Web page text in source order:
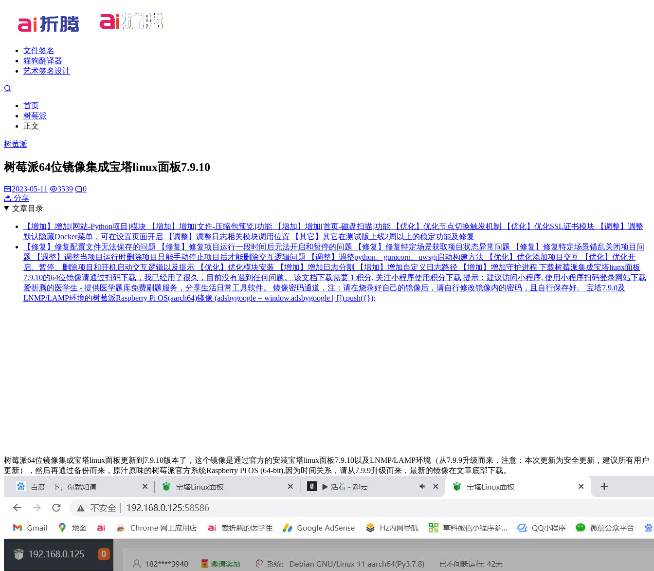
文件签名
猫狗翻译器
艺术签名设计
首页
树莓派
正文
树莓派
树莓派64位镜像集成宝塔linux面板7.9.10
2023-05-11 3539
0
分享
文章目录
【增加】增加[网站-Python项目]模块 【增加】增加[文件-压缩包预览]功能 【增加】增加[首页-磁盘扫描]功能 【优化】优化节点切换触发机制 【优化】优化SSL证书模块 【调整】调整
默认隐藏Docker菜单，可在设置页面开启 【调整】调整日志相关模块调用位置 【其它】其它在测试版上线2周以上的稳定功能及修复
【修复】修复配置文件无法保存的问题 【修复】修复项目运行一段时间后无法开启和暂停的问题 【修复】修复特定场景获取项目状态异常问题 【修复】修复特定场景错乱关闭项目问
题 【调整】调整当项目运行时删除项目只能手动停止项目后才能删除交互逻辑问题 【调整】调整python、gunicorn、uwsgi启动构建方法 【优化】优化添加项目交互 【优化】优化开
启、暂停、删除项目和开机启动交互逻辑以及提示 【优化】优化模块安装 【增加】增加日志分割 【增加】增加自定义日志路径 【增加】增加守护进程 下载树莓派集成宝塔liunx面板
7.9.10的64位镜像请通过扫码下载，我已经用了很久，目前没有遇到任何问题。 该文档下载需要 1 积分, 关注小程序使用积分下载 提示：建议访问小程序, 使用小程序扫码登录网站下载
爱折腾的医学生 - 提供医学题库免费刷题服务，分享生活日常工具软件。 镜像密码通道，注：请在烧录好自己的镜像后，请自行修改镜像内的密码，且自行保存好。 宝塔7.9.0及
LNMP/LAMP环境的树莓派Raspberry Pi OS(aarch64)镜像 (adsbygoogle = window.adsbygoogle || []).push({});
树莓派64位镜像集成宝塔linux面板更新到7.9.10版本了，这个镜像是通过官方的安装宝塔linux面板7.9.10以及LNMP/LAMP环境（从7.9.9升级而来，注意：本次更新为安全更新，建议所有用户
更新），然后再通过备份而来，原汁原味的树莓派官方系统Raspberry Pi OS (64-bit),因为时间关系，请从7.9.9升级而来，最新的镜像在文章底部下载。